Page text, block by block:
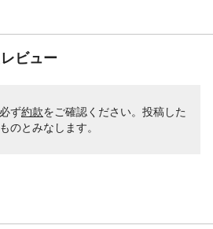
ビュー
ず約款をご確認ください。投稿した
のとみなします。